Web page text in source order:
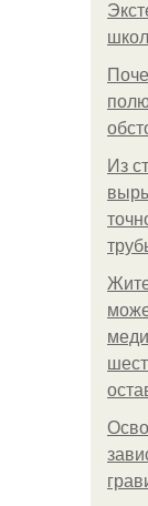
Из